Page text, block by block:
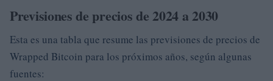
Previsiones de precios de 2024 a 2030
Esta es una tabla que resume las previsiones de precios de
Wrapped Bitcoin para los próximos años, según algunas
fuentes: